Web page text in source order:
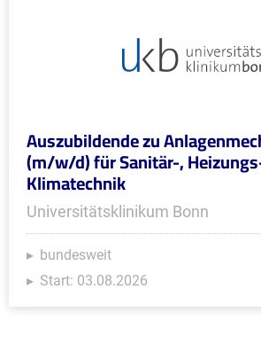
Auszubildende zu
(m/w/d) für Sanitär-,
Klimatechnik
Universitätsklinikum Bonn
bundesweit
Start: 03.08.2026